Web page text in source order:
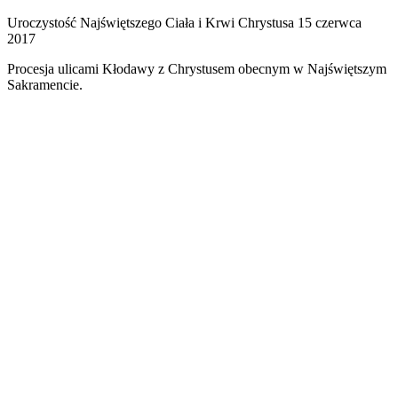
Uroczystość Najświętszego Ciała i Krwi Chrystusa 15 czerwca
2017
Procesja ulicami Kłodawy z Chrystusem obecnym w Najświętszym
Sakramencie.